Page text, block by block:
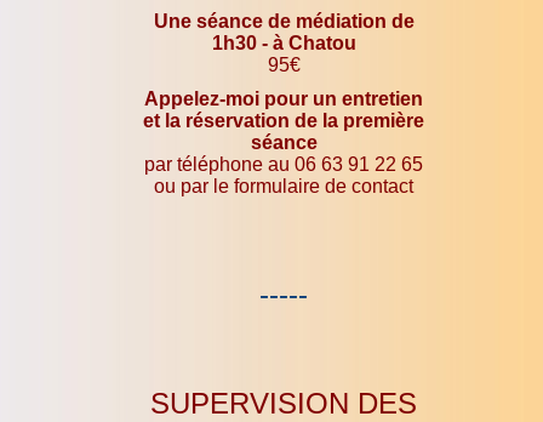
Une séance de médiation de
1h30 - à Chatou
95€
Appelez-moi pour un entretien
et la réservation de la première
séance
par téléphone au 06 63 91 22 65
ou par le formulaire de contact
-----
SUPERVISION DES